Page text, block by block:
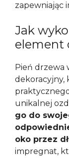
zapewniając
Jak
element
Pień drzewa
dekoracyjny,
unikalnej
go do
oko przez
impregnat,